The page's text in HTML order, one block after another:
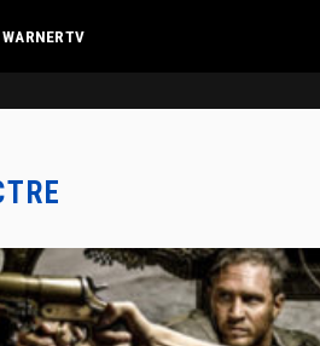
WARNERTV